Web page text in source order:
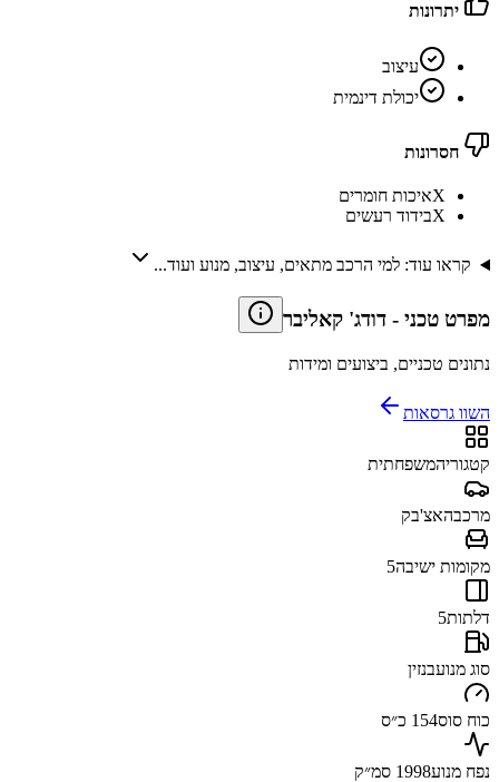
יתרונות
עיצוב
יכולת דינמית
חסרונות
Xאיכות חומרים
Xבידוד רעשים
קראו עוד: למי הרכב מתאים, עיצוב, מנוע ועוד...
מפרט טכני - דודג' קאליבר
נתונים טכניים, ביצועים ומידות
השוו גרסאות
קטגוריהמשפחתית
מרכבהאצ'בק
מקומות ישיבה5
דלתות5
סוג מנועבנזין
כוח סוס154 כ״ס
נפח מנוע1998 סמ״ק